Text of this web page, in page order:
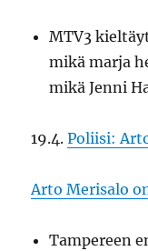
MTV3
mikä marja
mikä Jenni
19.4.Poliisi:
Arto Merisalo
Tampereen